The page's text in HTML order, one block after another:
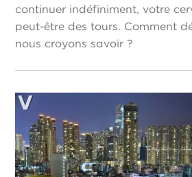
continuer indéfiniment, votre
peut-être des tours. Comment
nous croyons savoir ?